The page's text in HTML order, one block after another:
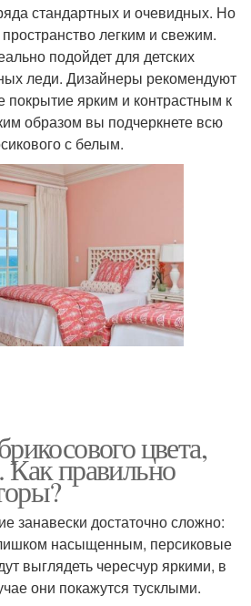
стандартных и очевидных. Но
легким и свежим.
подойдет для детских
леди. Дизайнеры рекомендуют
ярким и контрастным к
образом вы подчеркнете всю
с белым.
цвета,
правильно
занавески достаточно сложно:
насыщенным, персиковые
выглядеть чересчур яркими, в
они покажутся тусклыми.